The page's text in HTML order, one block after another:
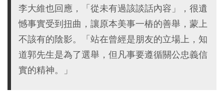
李大維也回應，「從未有過該談話內容」，很遺
憾事實受到扭曲，讓原本美事一樁的善舉，蒙上
不該有的陰影。「站在曾經是朋友的立場上，知
道郭先生是為了選舉，但凡事要遵循關公忠義信
實的精神。」